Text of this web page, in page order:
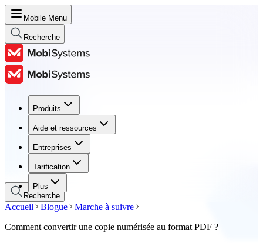
Mobile Menu
Recherche
Produits
Aide et ressources
Entreprises
Tarification
Plus
Produits
Aide et ressources
Entreprises
Tarification
Recherche
Accueil Blogue
Marche à suivre
Comment convertir une copie numérisée au format PDF ?